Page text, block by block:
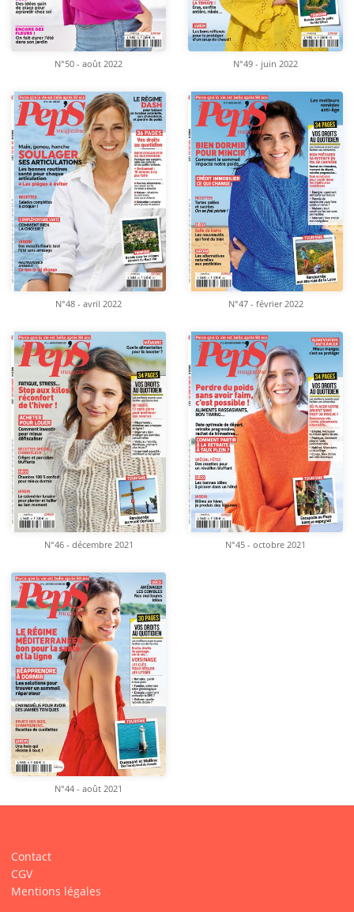
N°50 - août 2022 N°49 - juin 2022
N°48 - avril 2022 N°47 - février 2022
N°46 - décembre 2021 N°45 - octobre 2021
N°44 - août 2021
Contact
CGV
Mentions légales